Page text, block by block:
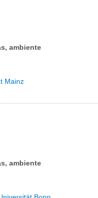
ambiente
Mainz
ambiente